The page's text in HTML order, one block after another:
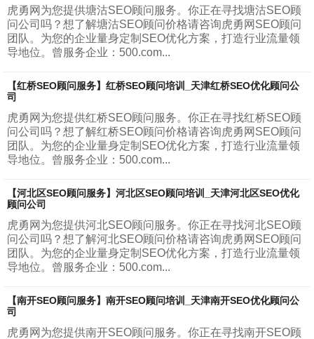
虎勇网为您提供塘沽SEO顾问服务。你正在寻找塘沽SEO顾
问公司吗？想了解塘沽SEO顾问价格请咨询虎勇网SEO顾问
团队。为您的企业量身定制SEO优化方案，打造行业流量领
导地位。曾服务企业：500.com...
【红桥SEO顾问服务】红桥SEO顾问培训_天津红桥SEO优化顾问公
司
虎勇网为您提供红桥SEO顾问服务。你正在寻找红桥SEO顾
问公司吗？想了解红桥SEO顾问价格请咨询虎勇网SEO顾问
团队。为您的企业量身定制SEO优化方案，打造行业流量领
导地位。曾服务企业：500.com...
【河北区SEO顾问服务】河北区SEO顾问培训_天津河北区SEO优化
顾问公司
虎勇网为您提供河北SEO顾问服务。你正在寻找河北SEO顾
问公司吗？想了解河北SEO顾问价格请咨询虎勇网SEO顾问
团队。为您的企业量身定制SEO优化方案，打造行业流量领
导地位。曾服务企业：500.com...
【南开SEO顾问服务】南开SEO顾问培训_天津南开SEO优化顾问公
司
虎勇网为您提供南开SEO顾问服务。你正在寻找南开SEO顾